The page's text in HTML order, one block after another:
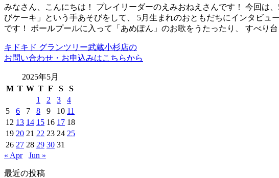
みなさん、こんにちは！ プレイリーダーのえみおねえさんです！ 今回は
びケーキ」という手あそびをして、 5月生まれのおともだちにインタビ
です！ ボールプールに入って「あめぽん」のお歌をうたったり、 すべり
キドキド グランツリー武蔵小杉店の
お問い合わせ・お申込みはこちらから
2025年5月
M T W T F S
S
1
2 3
4
5
6 7 8 9 10 11
12 13 14 15 16 17 18
19 20 21 22 23 24 25
26 27 28 29 30 31
« Apr
Jun »
最近の投稿